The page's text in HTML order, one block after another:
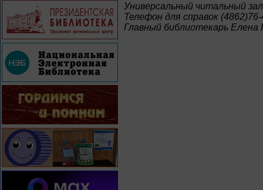
Универсальный читальный зал
Телефон для справок
Главный библиотекарь Елена